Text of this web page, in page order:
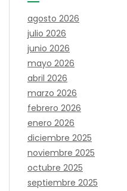
agosto 2026
julio 2026
junio 2026
mayo 2026
abril 2026
marzo 2026
febrero 2026
enero 2026
diciembre 2025
noviembre 2025
octubre 2025
septiembre 2025